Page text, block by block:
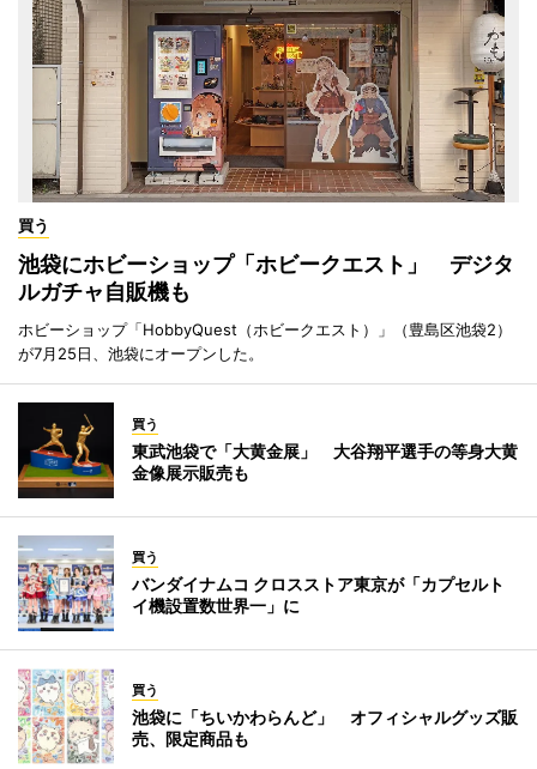
買う
池袋にホビーショップ「ホビークエスト」 デジタ
ルガチャ自販機も
ホビーショップ「HobbyQuest（ホビークエスト）」（豊島区池袋2）
が7月25日、池袋にオープンした。
買う
東武池袋で「大黄金展」 大谷翔平選手の等身大黄
金像展示販売も
買う
バンダイナムコ クロスストア東京が「カプセルト
イ機設置数世界一」に
買う
池袋に「ちいかわらんど」 オフィシャルグッズ販
売、限定商品も